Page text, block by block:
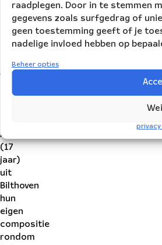
raadplegen. Door in te stemmen
gegevens zoals surfgedrag of
geen toestemming geeft of je
nadelige invloed hebben op
Beheer opties
Cici
(12
jaar)
Rotterdam
Alink
(17
jaar)
uit
Bilthoven
hun
eigen
compositie
rondom